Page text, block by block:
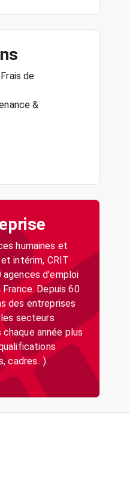
de
&
humaines et
intérim, CRIT
agences d'emploi
Depuis 60
des entreprises
secteurs
année plus
cadres...).